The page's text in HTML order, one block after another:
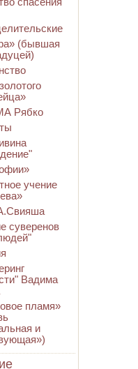
(бывшая
Рябко
учение
суверенов
Вадима
пламя»
и